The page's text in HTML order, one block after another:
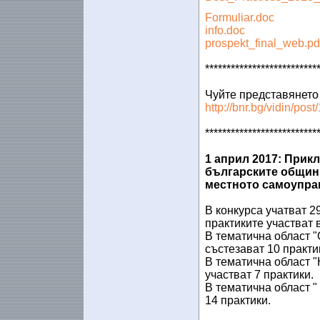
Formuliar.doc
info.doc
Чуйте
http://bnr.bg/vidin/
1 април 2017:
българските
местното
В конкурса учатват
практиките участват
В тематична област
състезават 10
В тематична област
участват 7 практики.
В тематична област
14 практики.